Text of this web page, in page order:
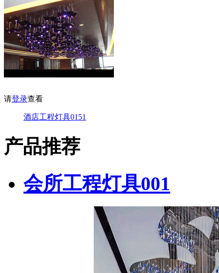
请登录查看
酒店工程灯具0151
产品推荐
会所工程灯具001